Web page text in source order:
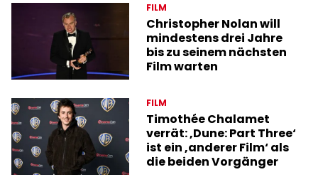
FILM
Christopher Nolan will
mindestens drei Jahre
bis zu seinem nächsten
Film warten
FILM
Timothée Chalamet
verrät: ‚Dune: Part Three‘
ist ein ‚anderer Film‘ als
die beiden Vorgänger